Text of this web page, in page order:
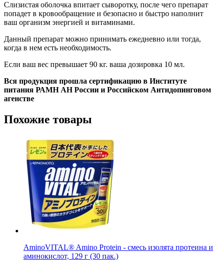
Слизистая оболочка впитает сыворотку, после чего препарат
попадет в кровообращение и безопасно и быстро наполнит
ваш организм энергией и витаминами.
Данный препарат можно принимать ежедневно или тогда,
когда в нем есть необходимость.
Если ваш вес превышает 90 кг. ваша дозировка 10 мл.
Вся продукция прошла сертификацию в Институте
питания РАМН АН России и Российском Антидопинговом
агенстве
Похожие товары
АminoVITAL® Amino Protein - смесь изолята протеина и
аминокислот, 129 г (30 пак.)